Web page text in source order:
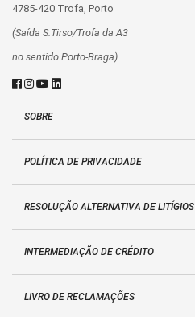
4785-420 Trofa, Porto
(Saída S.Tirso/Trofa da A3
no sentido Porto-Braga)
SOBRE
POLÍTICA DE PRIVACIDADE
RESOLUÇÃO ALTERNATIVA DE LITÍGIOS
INTERMEDIAÇÃO DE CRÉDITO
LIVRO DE RECLAMAÇÕES